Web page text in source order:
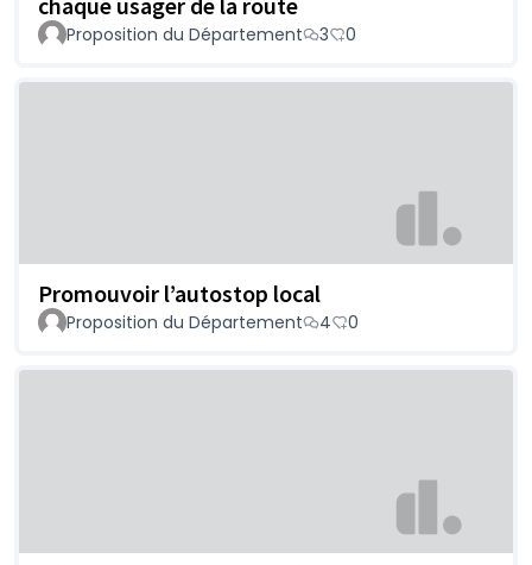
Proposition du Département 3 0
Promouvoir l’autostop local
Proposition du Département 4 0